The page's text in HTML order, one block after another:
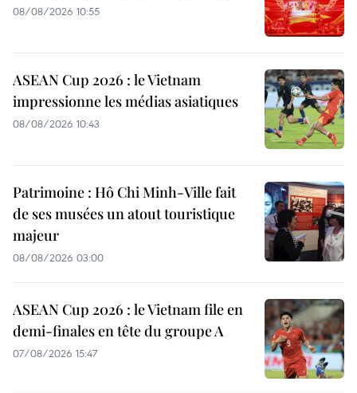
08/08/2026 10:55
ASEAN Cup 2026 : le Vietnam
impressionne les médias asiatiques
08/08/2026 10:43
Patrimoine : Hô Chi Minh-Ville fait
de ses musées un atout touristique
majeur
08/08/2026 03:00
ASEAN Cup 2026 : le Vietnam file en
demi-finales en tête du groupe A
07/08/2026 15:47